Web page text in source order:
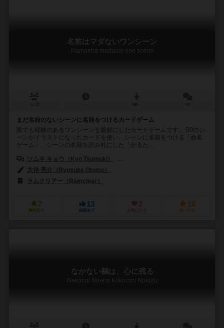
名前はマダないワンシーン
Namaeha madanai one scene
まだ名前のないシーンに名前をつけるカードゲーム
誰でも経験のあるワンシーンを題材にしたカードゲームです。 50のシ
ーンがイラストになったカードを使い、シーンに名前をつける「命名
ゲーム」、シーンの名前を読み札にした「かるた...
ツムキ キョウ（Kyo Tsumuki）
大伴 亮介（Ryosuke Otomo）
ラムクリアー（Ramclear）
7
興味あり
13
経験あり
2
お気に入り
16
持ってる
なかない鵺は、心に残る
Nakanai Nueha Kokoroni Nokoru